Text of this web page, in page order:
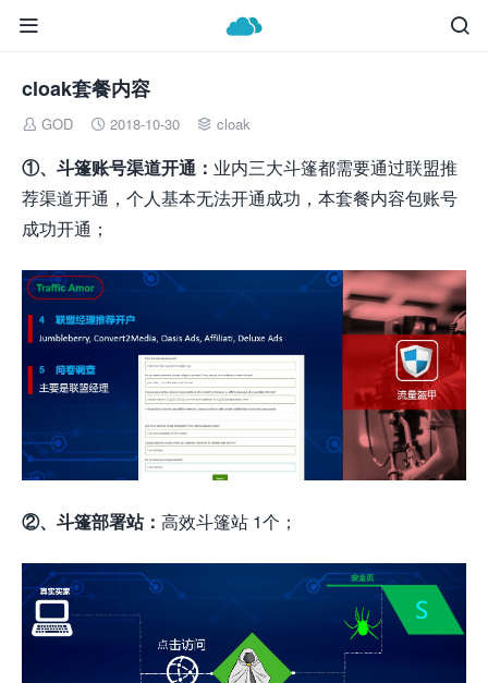


cloak套餐内容
 GOD  2018-10-30  cloak
①、斗篷账号渠道开通： 业内三大斗篷都需要通过联盟推
荐渠道开通，个人基本无法开通成功，本套餐内容包账号
成功开通；
②、斗篷部署站： 高效斗篷站 1个；